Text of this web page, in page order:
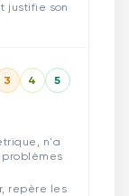
justifie son
3 4 5
n'a
repère les